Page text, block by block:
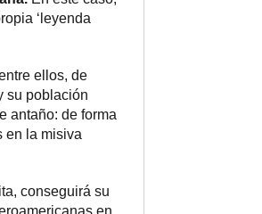
‘leyenda
ellos, de
su población
antaño: de forma
en la misiva
conseguirá su
en